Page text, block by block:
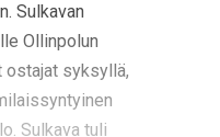
Sulkavan
Ollinpolun
ostajat syksyllä,
Sulkava tuli